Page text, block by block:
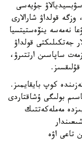
جۇيەسى
قولداۋ شارالارى
نەمەسە ينۆەستيتسيا
جەتكىلىكتى قولداۋ
ساپاسىن ارتتىرۋ،
كوپ بايقايمىز.
بولىگى ۇشاقتاردى
مەملەكەتتىك
تاعى اۋە